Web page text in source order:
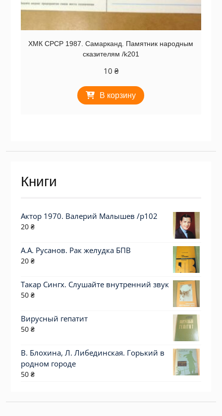
ХМК СРСР 1987. Самарканд. Памятник народным
сказителям /k201
10 ₴
В корзину
Книги
Актор 1970. Валерий Малышев /p102
20 ₴
А.А. Русанов. Рак желудка БПВ
20 ₴
Такар Сингх. Слушайте внутренний звук
50 ₴
Вирусный гепатит
50 ₴
В. Блохина, Л. Либединская. Горький в
родном городе
50 ₴